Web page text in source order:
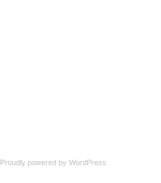
Proudly powered by WordPress